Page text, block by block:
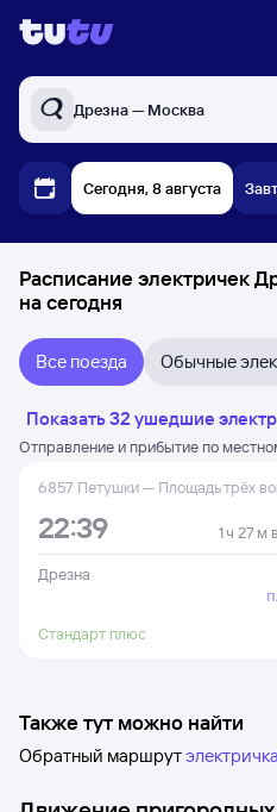
Дрезна — Москва
Сегодня, 8 августа
Расписание электричек
на сегодня
Все поезда Обычные
Показать 32 ушедшие
Отправление и прибытие по
6857 Петушки — Площадь трёх
22:39 1 ч 27 м
Дрезна
Стандарт плюс
Также тут можно найти
Обратный маршрут